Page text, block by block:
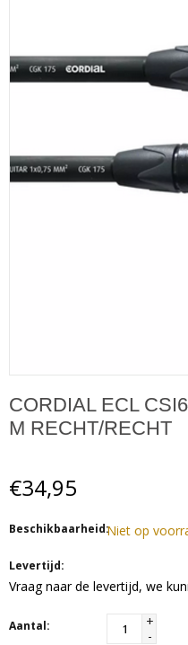
CORDIAL ECL
M RECHT/RECHT
€34,95
Beschikbaarheid:Niet op
Levertijd:
Vraag naar de levertijd, we
Aantal:
+
-